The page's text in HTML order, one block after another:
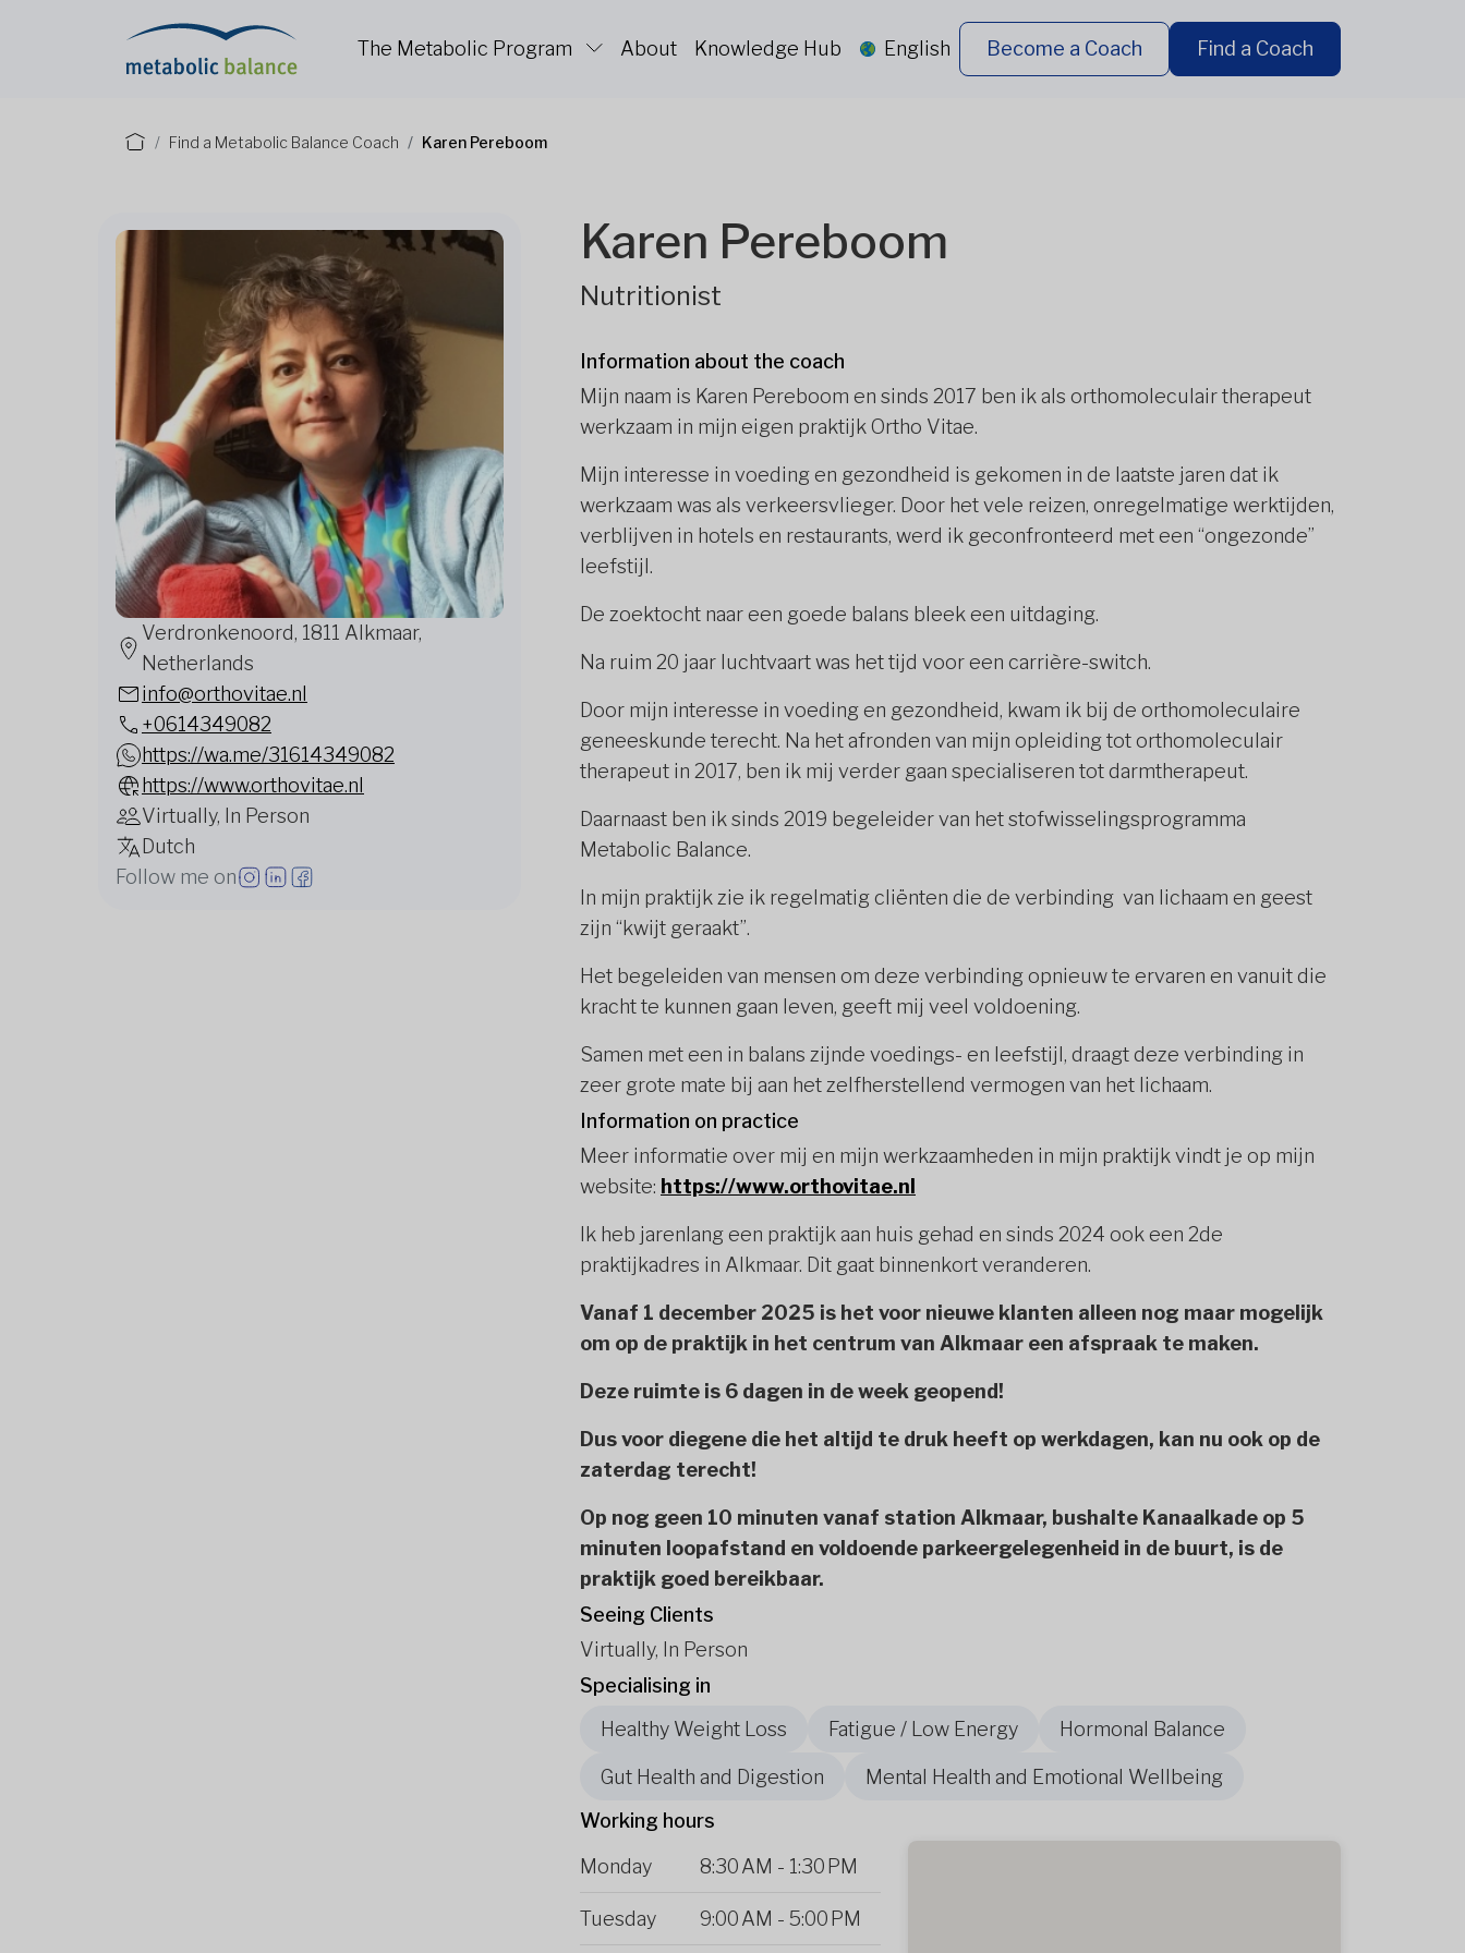
The Metabolic Program About Knowledge Hub English Become a Coach Find a Coach
Find a Metabolic Balance Coach Karen Pereboom
Verdronkenoord, 1811 Alkmaar,
Netherlands
info@orthovitae.nl
+0614349082
https://wa.me/31614349082
https://www.orthovitae.nl
Virtually, In Person
Dutch
Follow me on
Karen Pereboom
Nutritionist
Information about the coach
Mijn naam is Karen Pereboom en sinds 2017 ben ik als orthomoleculair therapeut
werkzaam in mijn eigen praktijk Ortho Vitae.
Mijn interesse in voeding en gezondheid is gekomen in de laatste jaren dat ik
werkzaam was als verkeersvlieger. Door het vele reizen, onregelmatige werktijden,
verblijven in hotels en restaurants, werd ik geconfronteerd met een “ongezonde”
leefstijl.
De zoektocht naar een goede balans bleek een uitdaging.
Na ruim 20 jaar luchtvaart was het tijd voor een carrière-switch.
Door mijn interesse in voeding en gezondheid, kwam ik bij de orthomoleculaire
geneeskunde terecht. Na het afronden van mijn opleiding tot orthomoleculair
therapeut in 2017, ben ik mij verder gaan specialiseren tot darmtherapeut.
Daarnaast ben ik sinds 2019 begeleider van het stofwisselingsprogramma
Metabolic Balance.
In mijn praktijk zie ik regelmatig cliënten die de verbinding van lichaam en geest
zijn “kwijt geraakt”.
Het begeleiden van mensen om deze verbinding opnieuw te ervaren en vanuit die
kracht te kunnen gaan leven, geeft mij veel voldoening.
Samen met een in balans zijnde voedings- en leefstijl, draagt deze verbinding in
zeer grote mate bij aan het zelfherstellend vermogen van het lichaam.
Information on practice
Meer informatie over mij en mijn werkzaamheden in mijn praktijk vindt je op mijn
website: https://www.orthovitae.nl
Ik heb jarenlang een praktijk aan huis gehad en sinds 2024 ook een 2de
praktijkadres in Alkmaar. Dit gaat binnenkort veranderen.
Vanaf 1 december 2025 is het voor nieuwe klanten alleen nog maar mogelijk
om op de praktijk in het centrum van Alkmaar een afspraak te maken.
Deze ruimte is 6 dagen in de week geopend!
Dus voor diegene die het altijd te druk heeft op werkdagen, kan nu ook op de
zaterdag terecht!
Op nog geen 10 minuten vanaf station Alkmaar, bushalte Kanaalkade op 5
minuten loopafstand en voldoende parkeergelegenheid in de buurt, is de
praktijk goed bereikbaar.
Seeing Clients
Virtually, In Person
Specialising in
Healthy Weight Loss
Fatigue / Low Energy Hormonal Balance
Gut Health and Digestion
Mental Health and Emotional Wellbeing
Working hours
Monday
8:30 AM - 1:30 PM
Tuesday 9:00 AM - 5:00 PM